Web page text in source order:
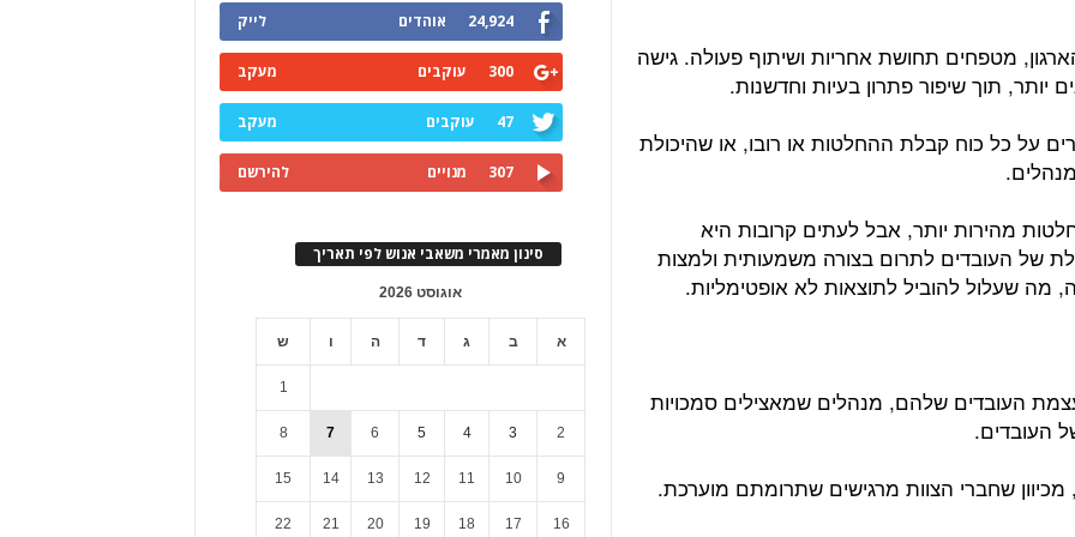
מטפחים תחושת אחריות ושיתוף פעולה. גישה
יותר, תוך שיפור פתרון בעיות וחדשנות.
על כל כוח קבלת ההחלטות או רובו, או שהיכולת
מהירות יותר, אבל לעתים קרובות היא
של העובדים לתרום בצורה משמעותית ולמצות
שעלול להוביל לתוצאות לא אופטימליות.
העובדים שלהם, מנהלים שמאצילים סמכויות
העובדים.
שחברי הצוות מרגישים שתרומתם מוערכת.
24,924 אוהדים לייק
300 עוקבים מעקב
47 עוקבים מעקב
307 מנויים להירשם
סינון מאמרי משאבי אנוש לפי תאריך
אוגוסט 2026
א ב ג ד ה ו ש
1
2
3
4
5
6
7
8
9
10
11
12
13
14
15
16
17
18
19
20
21
22